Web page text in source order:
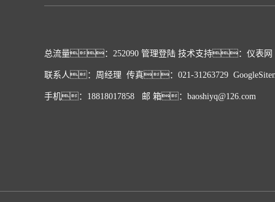
总流量：252090 管理登陆 技术支持： 仪表网
联系人：周经理 传真：021-31263729
手机：18818017858 邮 箱：baoshiyq@126.com